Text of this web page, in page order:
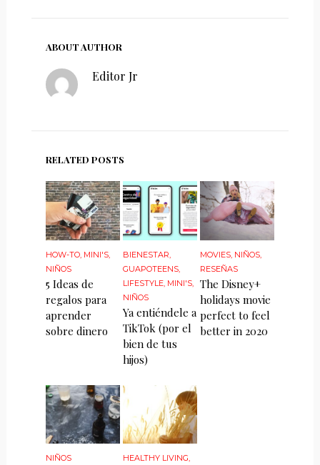
ABOUT AUTHOR
Editor Jr
RELATED POSTS
HOW-TO, MINI'S,
NIÑOS
5 Ideas de
regalos para
aprender
sobre dinero
BIENESTAR
GUAPOTEENS
LIFESTYLE MINI'S
NIÑOS
Ya entiéndele a
TikTok (por el
bien de tus
hijos)
MOVIES NIÑOS
RESEÑAS
The Disney+
holidays movie
perfect to feel
better in 2020
NIÑOS HEALTHY LIVING,